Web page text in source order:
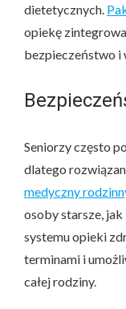
dietetycznych.
opiekę
bezpieczeństwo i
Seniorzy często
dlatego
medyczny
osoby starsze,
systemu opieki
terminami i
całej rodziny.